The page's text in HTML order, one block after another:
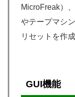
MicroFreak）
やテープマシ
リセットを作
GUI機能